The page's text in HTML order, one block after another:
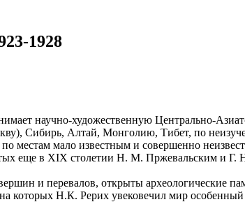
1928
научно-художественную Центрально-
Сибирь, Алтай, Монголию, Тибет, по
мало известным и совершенно
еще в XIX столетии Н. М. Пржевальским
и перевалов, открыты археологические
которых Н.К. Рерих увековечил мир